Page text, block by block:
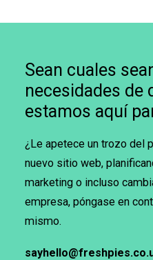
Sean cuales
necesidades de
estamos aquí
¿Le apetece un trozo del
nuevo sitio web,
marketing o incluso
empresa, póngase en
mismo.